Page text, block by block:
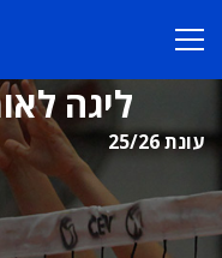
ליגה
עונת 25/26